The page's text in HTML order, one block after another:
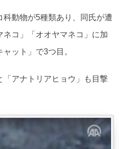
科動物が5種類あり、同氏が遭
コ」「オオヤマネコ」に加
ット」で3つ目。
アナトリアヒョウ」も目撃